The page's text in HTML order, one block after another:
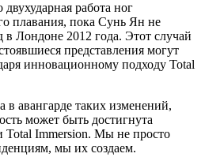
работа ног
плавания, пока Сунь Ян не
в Лондоне 2012 года. Этот случай
представления могут
инновационному подходу Total
в авангарде таких изменений,
может быть достигнута
Total Immersion. Мы не просто
мы их создаем.